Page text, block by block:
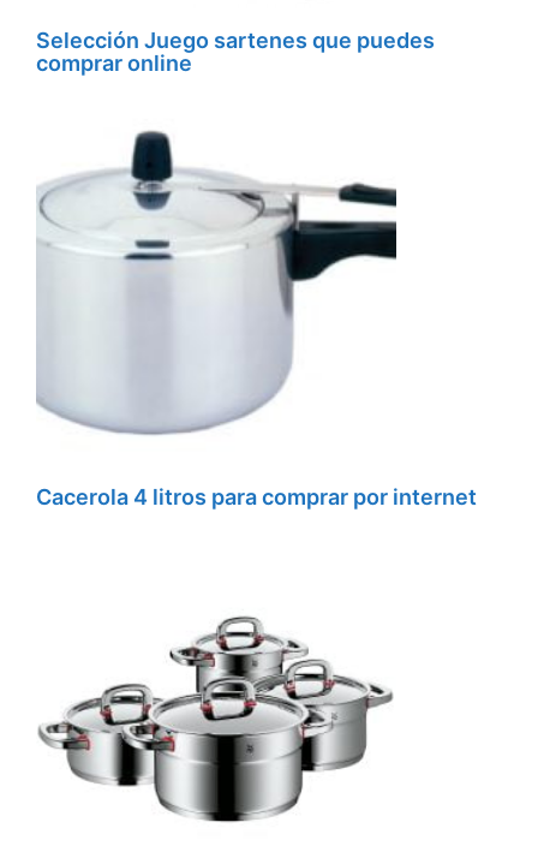
Selección Juego sartenes que puedes
comprar online
Cacerola 4 litros para comprar por internet